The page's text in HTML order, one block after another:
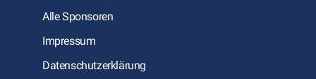
Alle Sponsoren
Impressum
Datenschutzerklärung